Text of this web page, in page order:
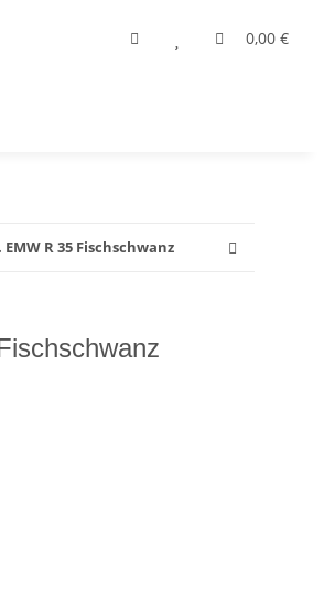
0,00 €
R 35 Fischschwanz